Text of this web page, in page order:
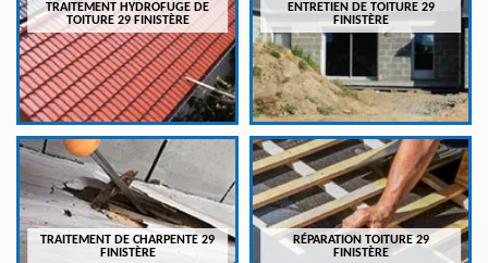
TRAITEMENT HYDROFUGE DE
TOITURE 29 FINISTÈRE
ENTRETIEN DE TOITURE 29
FINISTÈRE
TRAITEMENT DE CHARPENTE 29
FINISTÈRE
RÉPARATION TOITURE 29
FINISTÈRE